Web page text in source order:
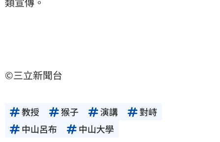
©三立新聞台
教授 猴子 演講
對峙
中山呂布
中山大學